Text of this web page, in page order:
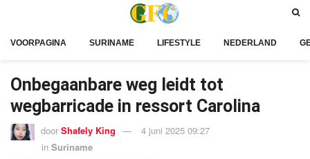
VOORPAGINA SURINAME LIFESTYLE NEDERLAND
Onbegaanbare weg leidt tot
wegbarricade in ressort Carolina
door Shafely King
4 juni 2025 09:27
in Suriname